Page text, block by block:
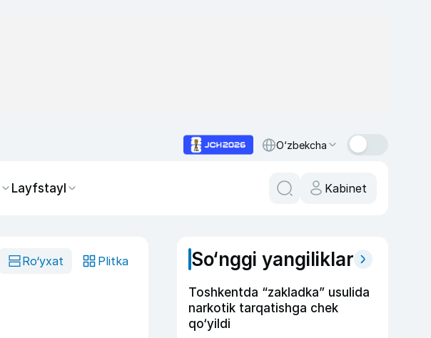
O‘zbekcha
Layfstayl Kabinet
Ro‘yxat Plitka So‘nggi yangiliklar
Toshkentda “zakladka” usulida
narkotik tarqatishga chek
qo‘yildi